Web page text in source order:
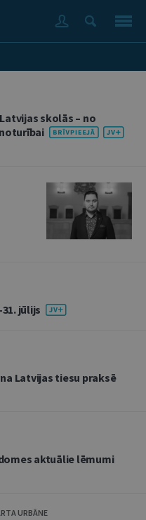
skolās – no
jūlijs
Latvijas tiesu praksē
aktuālie lēmumi
URBĀNE